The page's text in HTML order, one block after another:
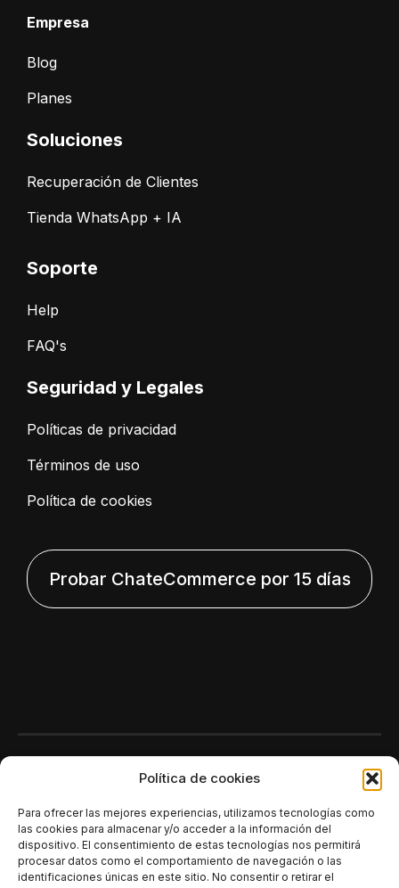
Polí­tica de cookies
Para ofrecer las mejores experiencias, utilizamos tecnologías como
las cookies para almacenar y/o acceder a la información del
dispositivo. El consentimiento de estas tecnologías nos permitirá
procesar datos como el comportamiento de navegación o las
identificaciones únicas en este sitio. No consentir o retirar el
Empresa
Blog
Planes
Soluciones
Recuperación de Clientes
Tienda WhatsApp + IA
Soporte
Help
FAQ's
Seguridad y Legales
Políticas de privacidad
Términos de uso
Política de cookies
Probar ChateCommerce por 15 días